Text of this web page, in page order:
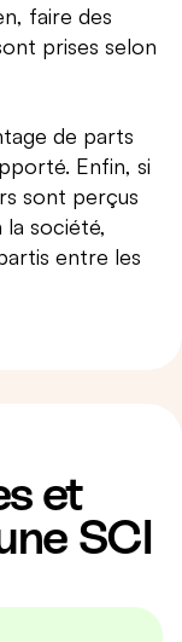
faire des
prises selon
de parts
Enfin, si
sont perçus
la société,
entre les
et
SCI